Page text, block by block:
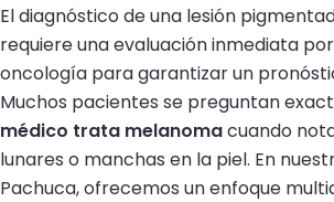
El diagnóstico de una lesión
requiere una evaluación inmediata
oncología para garantizar un
Muchos pacientes se preguntan
médico trata melanomacuando
lunares o manchas en la piel. En
Pachuca, ofrecemos un enfoque